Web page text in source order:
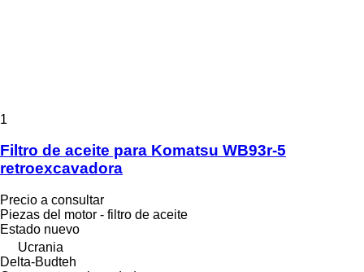
1
Filtro de aceite para Komatsu WB93r-5
retroexcavadora
Precio a consultar
Piezas del motor - filtro de aceite
Estado nuevo
Ucrania
Delta-Budteh